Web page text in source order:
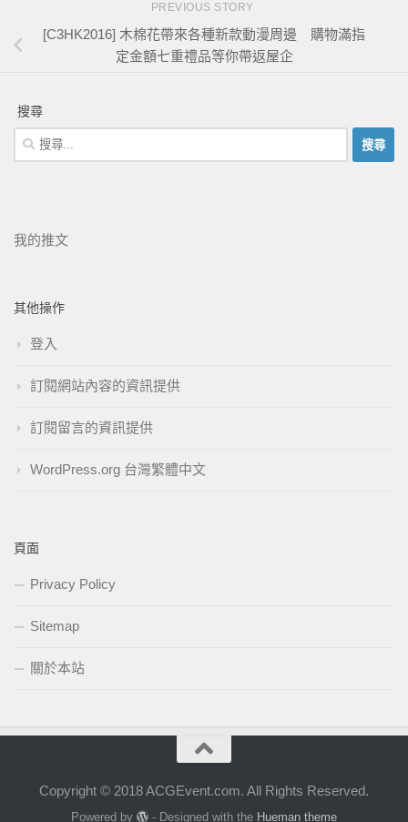
PREVIOUS STORY
[C3HK2016] 木棉花帶來各種新款動漫周邊 購物滿指
定金額七重禮品等你帶返屋企
搜尋
我的推文
其他操作
登入
訂閱網站內容的資訊提供
訂閱留言的資訊提供
WordPress.org 台灣繁體中文
頁面
Privacy Policy
Sitemap
關於本站
Copyright © 2018 ACGEvent.com. All Rights Reserved.
Powered by - Designed with the Hueman theme